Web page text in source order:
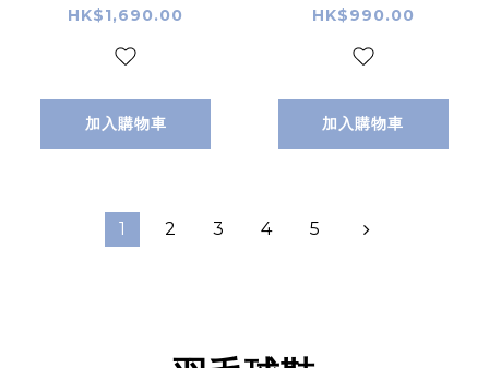
HK$1,690.00
加入購物車
BALLISTIC FF 4
白紫色 排球鞋
HK$990.00
加入購物車
1 2 3 4 5